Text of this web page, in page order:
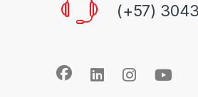
(+57)